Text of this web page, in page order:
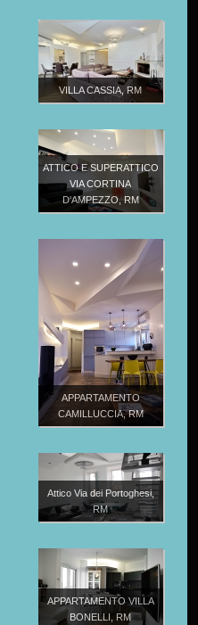
VILLA CASSIA, RM
ATTICO E SUPERATTICO
VIA CORTINA
D'AMPEZZO, RM
APPARTAMENTO
CAMILLUCCIA, RM
Attico Via dei Portoghesi,
RM
APPARTAMENTO VILLA
BONELLI, RM